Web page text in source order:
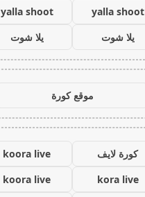
yalla shoot
yalla shoot
يلا شوت
يلا شوت
موقع كورة
كورة لايف
koora live
kora live
koora live